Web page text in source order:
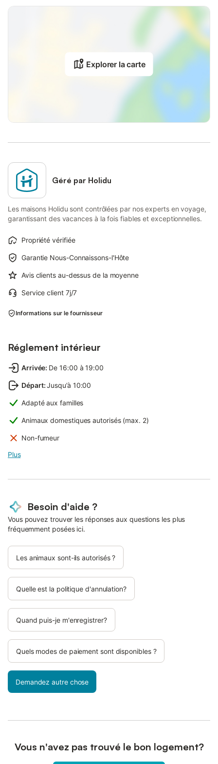
Explorer la carte
Géré par Holidu
Les maisons Holidu sont contrôlées par nos experts en voyage,
garantissant des vacances à la fois fiables et exceptionnelles.
Propriété vérifiée
Garantie Nous-Connaissons-l'Hôte
Avis clients au-dessus de la moyenne
Service client 7j/7
Informations sur le fournisseur
Réglement intérieur
Arrivée: De 16:00 à 19:00
Départ:Jusqu’à 10:00
Adapté aux familles
Animaux domestiques autorisés (max. 2)
Non-fumeur
Plus
Besoin d'aide ?
Vous pouvez trouver les réponses aux questions les plus
fréquemment posées ici.
Les animaux sont-ils autorisés ?
Quelle est la politique d'annulation?
Quand puis-je m'enregistrer?
Quels modes de paiement sont disponibles ?
Demandez autre chose
Vous n'avez pas trouvé le bon logement?